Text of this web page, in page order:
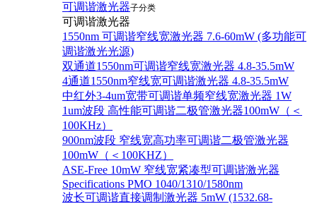
可调谐激光器子分类
可调谐激光器
1550nm 可调谐窄线宽激光器 7.6-60mW (多功能可
调谐激光光源)
双通道1550nm可调谐窄线宽激光器 4.8-35.5mW
4通道1550nm窄线宽可调谐激光器 4.8-35.5mW
中红外3-4um宽带可调谐单频窄线宽激光器 1W
1um波段 高性能可调谐二极管激光器100mW（＜
100KHz）
900nm波段 窄线宽高功率可调谐二极管激光器
100mW（＜100KHZ）
ASE-Free 10mW 窄线宽紧凑型可调谐激光器
Specifications PMO 1040/1310/1580nm
波长可调谐直接调制激光器 5mW (1532.68-